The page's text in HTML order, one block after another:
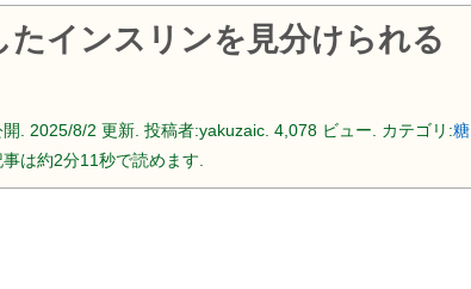
たインスリンを見分けられる
. 2025/8/2 更新. 投稿者:yakuzaic. 4,078 ビュー. カテゴリ:糖
事は約2分11秒で読めます.